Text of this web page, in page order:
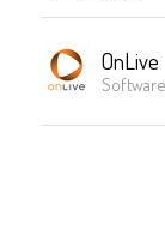
OnLive
Software